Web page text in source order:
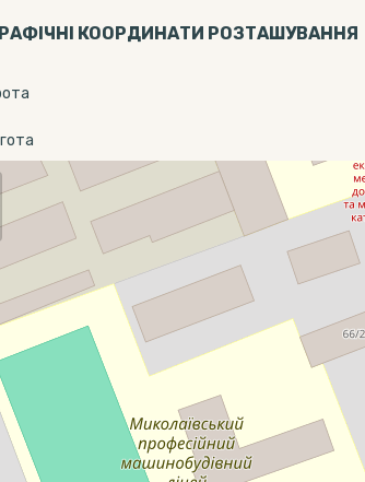
КООРДИНАТИ РОЗТАШУВАННЯ